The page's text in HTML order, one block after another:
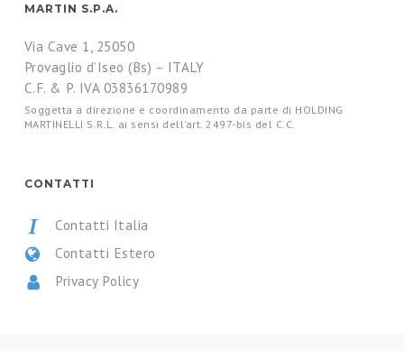
MARTIN S.P.A.
Via Cave 1, 25050
Provaglio d’Iseo (Bs) – ITALY
C.F. & P. IVA 03836170989
Soggetta a direzione e coordinamento da parte di HOLDING
MARTINELLI S.R.L. ai sensi dell’art. 2497-bis del C.C.
CONTATTI
Contatti Italia
Contatti Estero
Privacy Policy